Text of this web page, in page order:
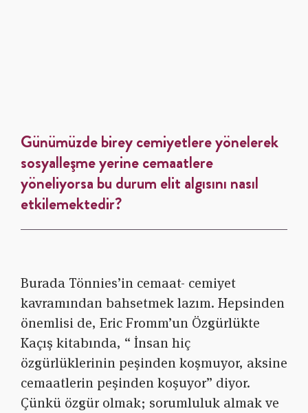
Günümüzde birey cemiyetlere yönelerek
sosyalleşme yerine cemaatlere
yöneliyorsa bu durum elit algısını nasıl
etkilemektedir?
Burada Tönnies’in cemaat- cemiyet
kavramından bahsetmek lazım. Hepsinden
önemlisi de, Eric Fromm’un Özgürlükte
Kaçış kitabında, “ İnsan hiç
özgürlüklerinin peşinden koşmuyor, aksine
cemaatlerin peşinden koşuyor” diyor.
Çünkü özgür olmak; sorumluluk almak ve